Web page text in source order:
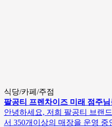
식당/카페/주점
팔공티 프렌차이즈 미래 점주
안녕하세요, 저희 팔공티 브랜
서 350개이상의 매장을 운영